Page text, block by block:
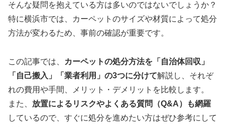
そんな疑問を抱えている方は多いのではないでしょうか？
特に横浜市では、カーペットのサイズや材質によって処分
方法が変わるため、事前の確認が重要です。
この記事では、
カーペットの処分方法を「自治体回収」
「自己搬入」「業者利用」の3つに分けて解説し、それぞ
れの費用や手間、メリット・デメリットを比較します。
また、 放置によるリスクやよくある質問（Q&A）も網羅
しているので、すぐに処分を進めたい方はぜひ参考にして